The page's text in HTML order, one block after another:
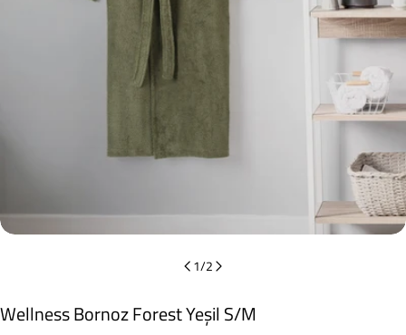
1/2
Wellness Bornoz Forest Yeşil S/M